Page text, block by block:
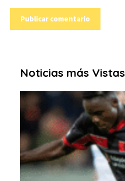
Noticias más Vistas